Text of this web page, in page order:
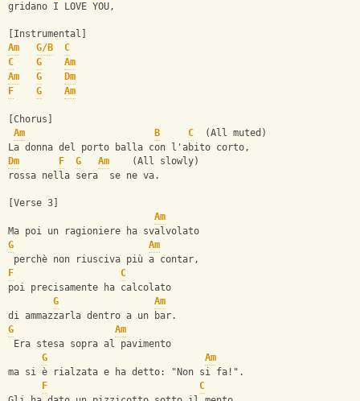
gridano I LOVE YOU,
[Instrumental]
Am
G/B
C
C
G
Am
Am
G
Dm
F
G Am
[Chorus]
Am
B C
  (All muted)
La donna del porto balla con l'abito corto,
Dm
F G Am
    (All slowly)
rossa nella sera  se ne va.
[Verse 3]
Am
Ma poi un ragioniere ha svalvolato
G
Am
perchè non riusciva più a contar,
F
C
poi precisamente ha calcolato
G
Am
di ammazzarla dentro a un bar.
G
Am
Era stesa sopra al pavimento
G
Am
ma si è rialzata e ha detto: "Non si fa!".
F
C